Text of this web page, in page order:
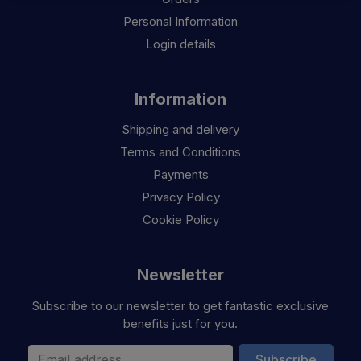
Personal Information
Login details
Information
Shipping and delivery
Terms and Conditions
Payments
Privacy Policy
Cookie Policy
Newsletter
Subscribe to our newsletter to get fantastic exclusive
benefits just for you.
Email Address